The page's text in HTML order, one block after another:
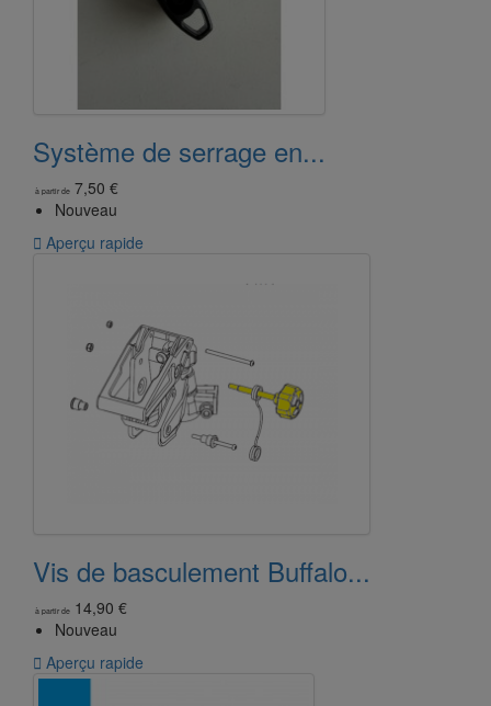
Système de serrage en...
à partir de 7,50 €
Nouveau
 Aperçu rapide
Vis de basculement Buffalo...
à partir de 14,90 €
Nouveau
 Aperçu rapide